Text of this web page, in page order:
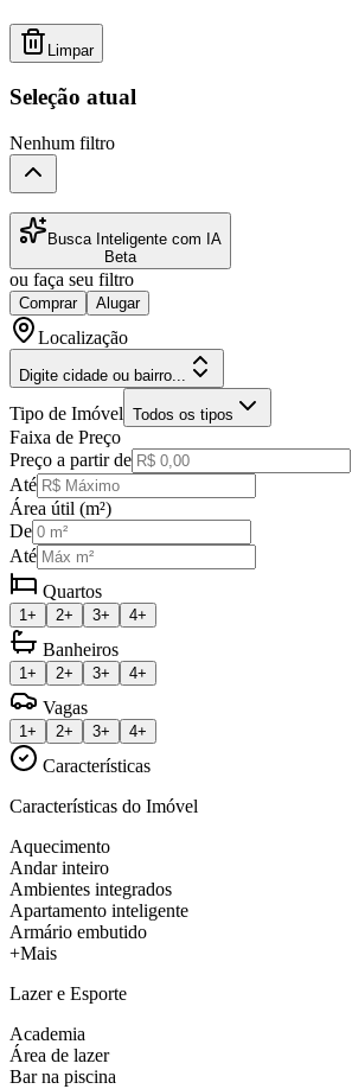
Limpar
Seleção atual
Nenhum filtro
Busca Inteligente com IA
Beta
ou faça seu filtro
Comprar Alugar
Localização
Digite cidade ou bairro...
Tipo de Imóvel Todos os tipos
Faixa de Preço
Preço a partir de
Até
Área útil (m²)
De
Até
Quartos
1+ 2+ 3+ 4+
Banheiros
1+ 2+ 3+ 4+
Vagas
1+ 2+ 3+ 4+
Características
Características do Imóvel
Aquecimento
Andar inteiro
Ambientes integrados
Apartamento inteligente
Armário embutido
+Mais
Lazer e Esporte
Academia
Área de lazer
Bar na piscina